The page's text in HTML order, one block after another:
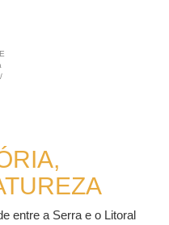
entre a Serra e o Litoral